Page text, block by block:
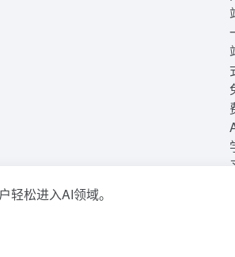
松进入AI领域。